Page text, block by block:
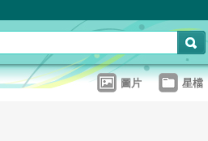
圖片 星檔